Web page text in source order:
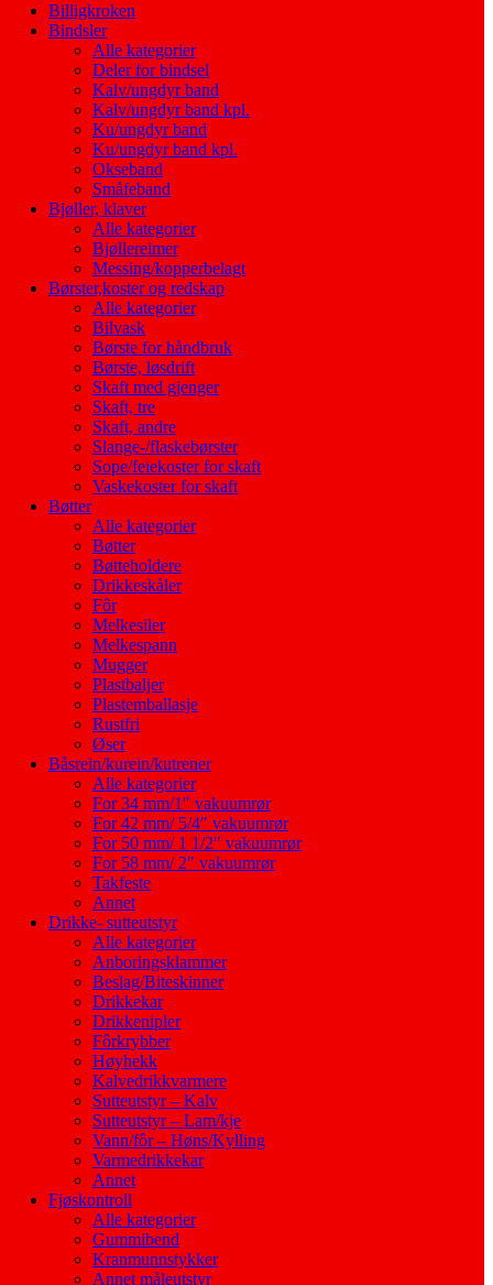
Billigkroken
Bindsler
Alle kategorier
Deler for bindsel
Kalv/ungdyr band
Kalv/ungdyr band kpl.
Ku/ungdyr band
Ku/ungdyr band kpl.
Okseband
Småfeband
Bjøller, klaver
Alle kategorier
Bjøllereimer
Messing/kopperbelagt
Børster,koster og redskap
Alle kategorier
Bilvask
Børste for håndbruk
Børste, løsdrift
Skaft med gjenger
Skaft, tre
Skaft, andre
Slange-/flaskebørster
Sope/feiekoster for skaft
Vaskekoster for skaft
Bøtter
Alle kategorier
Bøtter
Bøtteholdere
Drikkeskåler
Fôr
Melkesiler
Melkespann
Mugger
Plastbaljer
Plastemballasje
Rustfri
Øser
Båsrein/kurein/kutrener
Alle kategorier
For 34 mm/1″ vakuumrør
For 42 mm/ 5/4″ vakuumrør
For 50 mm/ 1 1/2″ vakuumrør
For 58 mm/ 2″ vakuumrør
Takfeste
Annet
Drikke- sutteutstyr
Alle kategorier
Anboringsklammer
Beslag/Biteskinner
Drikkekar
Drikkenipler
Fôrkrybber
Høyhekk
Kalvedrikkvarmere
Sutteutstyr – Kalv
Sutteutstyr – Lam/kje
Vann/fôr – Høns/Kylling
Varmedrikkekar
Annet
Fjøskontroll
Alle kategorier
Gummibend
Kranmunnstykker
Annet måleutstyr